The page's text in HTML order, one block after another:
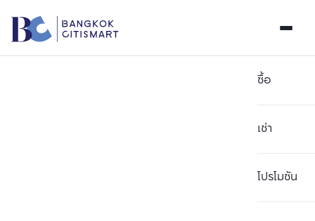
ซื้อ
เช่า
โปรโมชัน